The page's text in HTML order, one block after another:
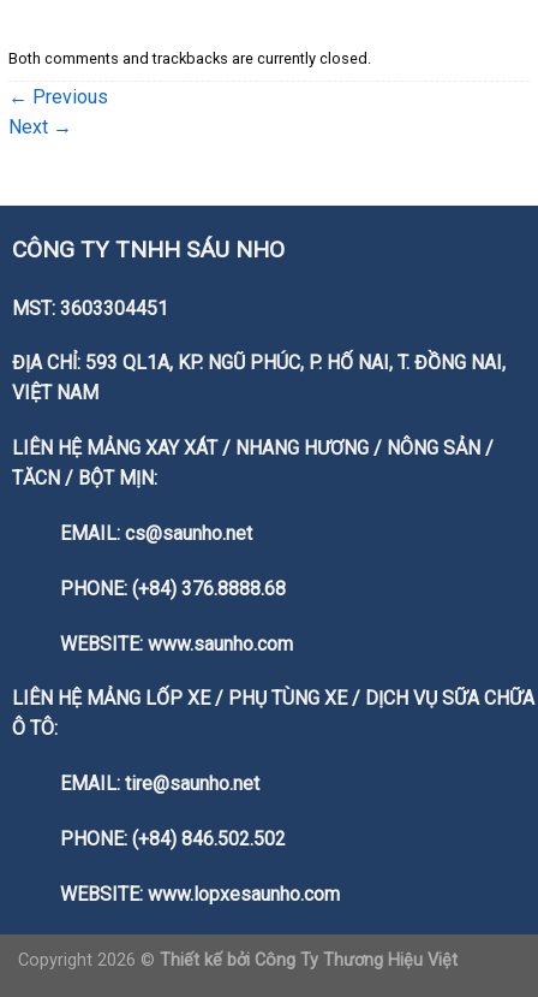
Both comments and trackbacks are currently closed.
← Previous
Next →
CÔNG TY TNHH SÁU NHO
MST: 3603304451
ĐỊA CHỈ: 593 QL1A, KP. NGŨ PHÚC, P. HỐ NAI, T. ĐỒNG NAI,
VIỆT NAM
LIÊN HỆ MẢNG XAY XÁT / NHANG HƯƠNG / NÔNG SẢN /
TĂCN / BỘT MỊN:
EMAIL: cs@saunho.net
PHONE: (+84) 376.8888.68
WEBSITE: www.saunho.com
LIÊN HỆ MẢNG LỐP XE / PHỤ TÙNG XE / DỊCH VỤ SỮA CHỮA
Ô TÔ:
EMAIL: tire@saunho.net
PHONE: (+84) 846.502.502
WEBSITE: www.lopxesaunho.com
Copyright 2026 © Thiết kế bởi Công Ty Thương Hiệu Việt